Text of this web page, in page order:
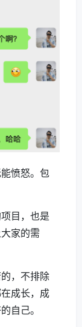
愤怒。包
目，也是
家的需
，不排除
成长，成
自己。